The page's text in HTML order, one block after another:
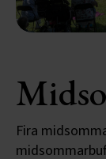
Fira